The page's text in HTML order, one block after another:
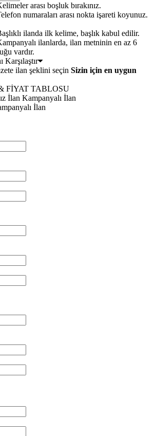
arası boşluk bırakınız.
numaraları arası nokta işareti koyunuz.
ilanda ilk kelime, başlık kabul edilir.
ilanlarda, ilan metninin en az 6
vardır.
Karşılaştır
Sizin için en uygun
FİYAT TABLOSU
İlan Kampanyalı İlan
İlan